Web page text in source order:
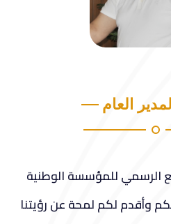
العام
الرسمي للمؤسسة الوطنية
وأقدم لكم لمحة عن رؤيتنا